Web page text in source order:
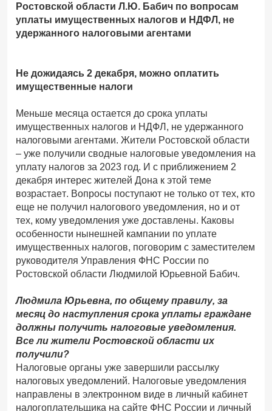
Ростовской области Л.Ю. Бабич по вопросам
уплаты имущественных налогов и НДФЛ, не
удержанного налоговыми агентами
Не дожидаясь 2 декабря, можно оплатить
имущественные налоги
Меньше месяца остается до срока уплаты
имущественных налогов и НДФЛ, не удержанного
налоговыми агентами. Жители Ростовской области
– уже получили сводные налоговые уведомления на
уплату налогов за 2023 год. И с приближением 2
декабря интерес жителей Дона к этой теме
возрастает. Вопросы поступают не только от тех, кто
еще не получил налогового уведомления, но и от
тех, кому уведомления уже доставлены. Каковы
особенности нынешней кампании по уплате
имущественных налогов, поговорим с заместителем
руководителя Управления ФНС России по
Ростовской области Людмилой Юрьевной Бабич.
Людмила Юрьевна, по общему правилу, за
месяц до наступления срока уплаты граждане
должны получить налоговые уведомления.
Все ли жители Ростовской области их
получили?
Налоговые органы уже завершили рассылку
налоговых уведомлений. Налоговые уведомления
направлены в электронном виде в личный кабинет
налогоплательщика на сайте ФНС России и личный